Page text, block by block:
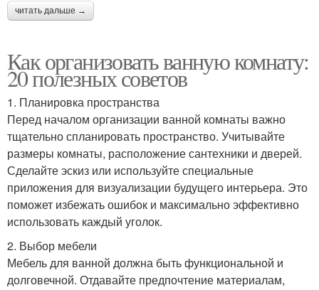
читать дальше →
Как организовать ванную комнату:
20 полезных советов
1. Планировка пространства
Перед началом организации ванной комнаты важно
тщательно спланировать пространство. Учитывайте
размеры комнаты, расположение сантехники и дверей.
Сделайте эскиз или используйте специальные
приложения для визуализации будущего интерьера. Это
поможет избежать ошибок и максимально эффективно
использовать каждый уголок.
2. Выбор мебели
Мебель для ванной должна быть функциональной и
долговечной. Отдавайте предпочтение материалам,